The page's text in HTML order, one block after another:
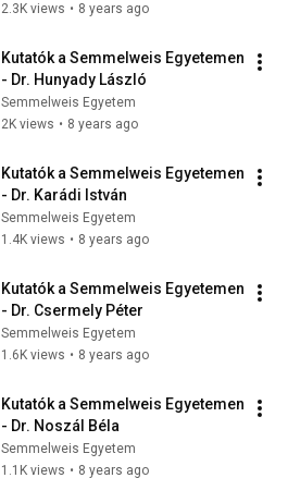
2.3K views • 8 years ago
Kutatók a Semmelweis Egyetemen
- Dr. Hunyady László
Semmelweis Egyetem
2K views • 8 years ago
Kutatók a Semmelweis Egyetemen
- Dr. Karádi István
Semmelweis Egyetem
1.4K views • 8 years ago
Kutatók a Semmelweis Egyetemen
- Dr. Csermely Péter
Semmelweis Egyetem
1.6K views • 8 years ago
Kutatók a Semmelweis Egyetemen
- Dr. Noszál Béla
Semmelweis Egyetem
1.1K views • 8 years ago